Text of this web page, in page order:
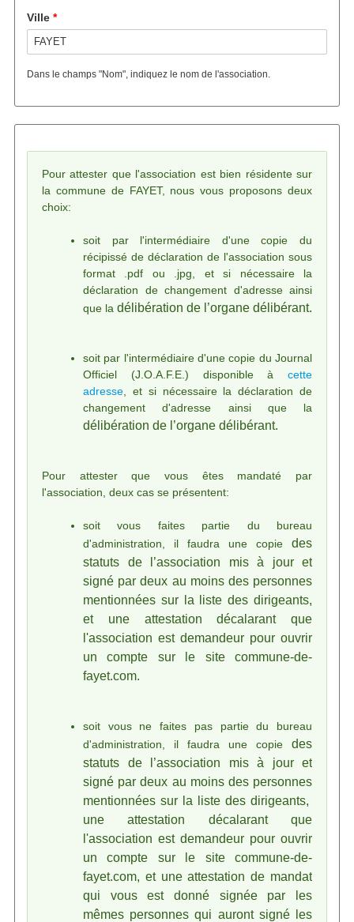
Ville
Dans le champs "Nom", indiquez le nom de l'association.
Message d'état
Pour attester que l'association est bien résidente sur
la commune de FAYET, nous vous proposons deux
choix:
soit par l'intermédiaire d'une copie du
récipissé de déclaration de l'association sous
format .pdf ou .jpg, et si nécessaire la
déclaration de changement d'adresse ainsi
que la délibération de l’organe délibérant.
soit par l'intermédiaire d'une copie du Journal
Officiel (J.O.A.F.E.) disponible à cette
adresse , et si nécessaire la déclaration de
changement d'adresse ainsi que la
délibération de l’organe délibérant.
Pour attester que vous êtes mandaté par
l'association, deux cas se présentent:
soit vous faites partie du bureau
d'administration, il faudra une copie des
statuts de l’association mis à jour et
signé par deux au moins des personnes
mentionnées sur la liste des dirigeants,
et une attestation décalarant que
l'association est demandeur pour ouvrir
un compte sur le site commune-de-
fayet.com.
soit vous ne faites pas partie du bureau
d'administration, il faudra une copie des
statuts de l’association mis à jour et
signé par deux au moins des personnes
mentionnées sur la liste des dirigeants,
une attestation décalarant que
l'association est demandeur pour ouvrir
un compte sur le site commune-de-
fayet.com, et une attestation de mandat
qui vous est donné signée par les
mêmes personnes qui auront signé les